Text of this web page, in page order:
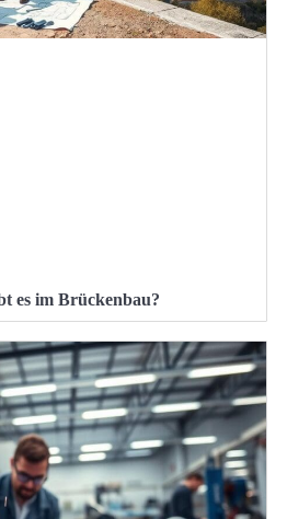
es im Brückenbau?